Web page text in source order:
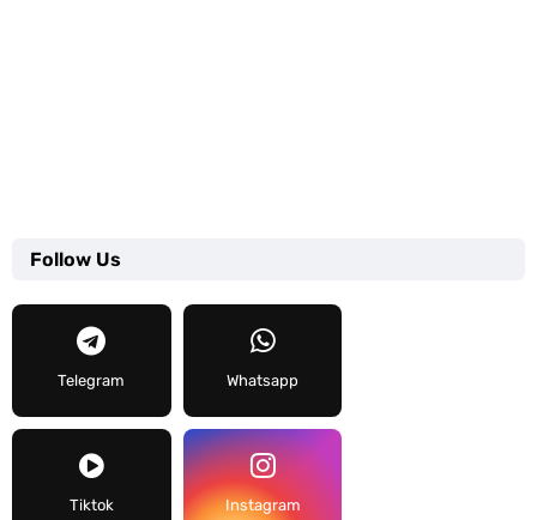
Follow Us
Telegram Whatsapp
Tiktok Instagram